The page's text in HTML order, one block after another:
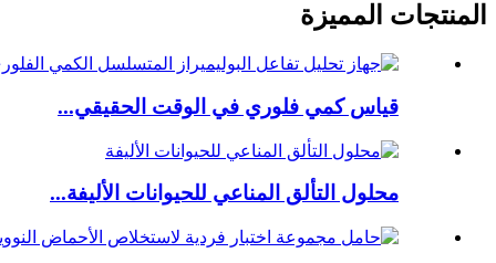
المنتجات المميزة
قياس كمي فلوري في الوقت الحقيقي...
محلول التألق المناعي للحيوانات الأليفة...